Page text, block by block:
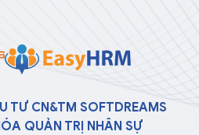
TƯ CN&TM SOFTDREAMS
QUẢN TRỊ NHÂN SỰ